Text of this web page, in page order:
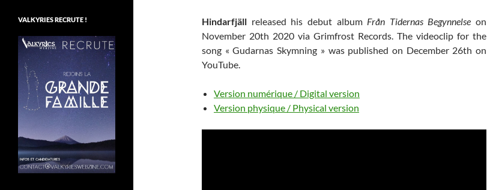
Hindarfjäll released his debut album Från Tidernas Begynnelse on
November 20th 2020 via Grimfrost Records. The videoclip for the
song « Gudarnas Skymning » was published on December 26th on
YouTube.
Version numérique / Digital version
Version physique / Physical version
VALKYRIES RECRUTE !